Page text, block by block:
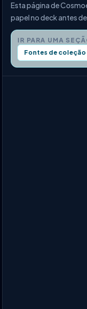
Esta página de
papel no deck antes
IR PARA UMA
Fontes de